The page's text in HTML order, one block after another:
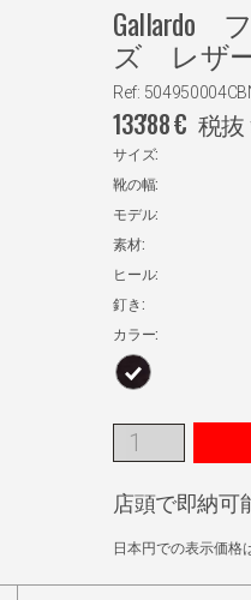
Gallardo
ズ レザ
Ref:
133'88€ 税抜
サイズ:
靴の幅:
モデル:
素材:
ヒール:
釘き:
カラー:
店頭で即納可
日本円での表示価格